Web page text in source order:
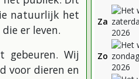
natuurlijk het
er leven.
gebeuren. Wij
voor dieren en
Za
Zo